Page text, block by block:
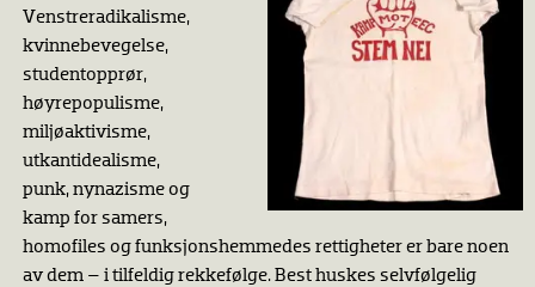
Venstreradikalisme,
kvinnebevegelse,
studentopprør,
høyrepopulisme,
miljøaktivisme,
utkantidealisme,
punk, nynazisme og
kamp for samers,
homofiles og funksjonshemmedes rettigheter er bare noen
av dem – i tilfeldig rekkefølge. Best huskes selvfølgelig